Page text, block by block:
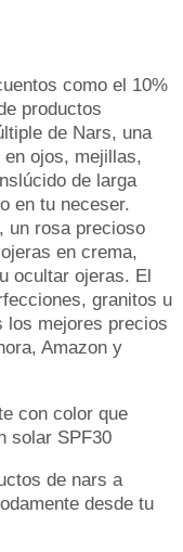
como el 10%
productos
de Nars, una
ojos, mejillas,
de larga
en tu neceser.
un rosa precioso
en crema,
ocultar ojeras. El
granitos u
los mejores precios
Amazon y
con color que
solar SPF30
de nars a
desde tu